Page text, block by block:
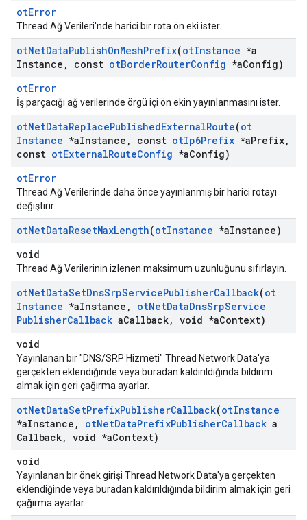
otError
Thread Ağ Verileri'nde harici bir rota ön eki ister.
otNetDataPublishOnMeshPrefix(otInstance *a
Instance , const otBorderRouterConfig *aConfig)
otError
İş parçacığı ağ verilerinde örgü içi ön ekin yayınlanmasını ister.
otNetDataReplacePublishedExternalRoute(ot
Instance *aInstance , const otIp6Prefix *aPrefix,
const otExternalRouteConfig *aConfig)
otError
Thread Ağ Verilerinde daha önce yayınlanmış bir harici rotayı
değiştirir.
otNetDataResetMaxLength(otInstance *aInstance)
void
Thread Ağ Verilerinin izlenen maksimum uzunluğunu sıfırlayın.
otNetDataSetDnsSrpServicePublisherCallback(ot
Instance *aInstance , otNetDataDnsSrpService
PublisherCallback aCallback, void *aContext)
void
Yayınlanan bir "DNS/SRP Hizmeti" Thread Network Data'ya
gerçekten eklendiğinde veya buradan kaldırıldığında bildirim
almak için geri çağırma ayarlar.
otNetDataSetPrefixPublisherCallback(otInstance
*aInstance , otNetDataPrefixPublisherCallback a
Callback, void *aContext)
void
Yayınlanan bir önek girişi Thread Network Data'ya gerçekten
eklendiğinde veya buradan kaldırıldığında bildirim almak için geri
çağırma ayarlar.